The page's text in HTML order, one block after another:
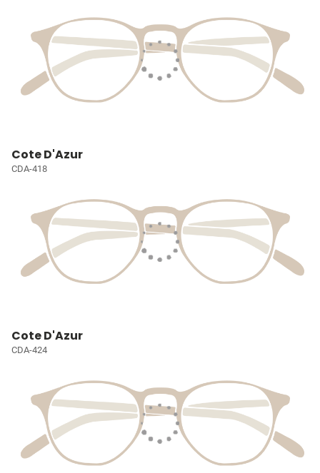
Cote D'Azur
CDA-418
Cote D'Azur
CDA-424